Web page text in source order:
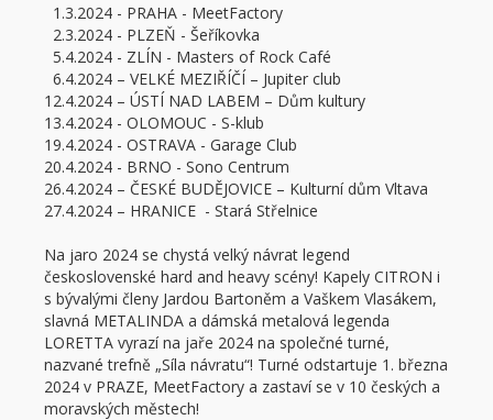
1.3.2024 - PRAHA - MeetFactory
2.3.2024 - PLZEŇ - Šeříkovka
5.4.2024 - ZLÍN - Masters of Rock Café
6.4.2024 – VELKÉ MEZIŘÍČÍ – Jupiter club
12.4.2024 – ÚSTÍ NAD LABEM – Dům kultury
13.4.2024 - OLOMOUC - S-klub
19.4.2024 - OSTRAVA - Garage Club
20.4.2024 - BRNO - Sono Centrum
26.4.2024 – ČESKÉ BUDĚJOVICE – Kulturní dům Vltava
27.4.2024 – HRANICE - Stará Střelnice
Na jaro 2024 se chystá velký návrat legend
československé hard and heavy scény! Kapely CITRON i
s bývalými členy Jardou Bartoněm a Vaškem Vlasákem,
slavná METALINDA a dámská metalová legenda
LORETTA vyrazí na jaře 2024 na společné turné,
nazvané trefně „Síla návratu“! Turné odstartuje 1. března
2024 v PRAZE, MeetFactory a zastaví se v 10 českých a
moravských městech!